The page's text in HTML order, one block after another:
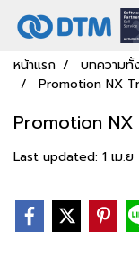
หน้าแรก บทความทั้
Promotion NX
Promotion
Last updated: 1 เม.